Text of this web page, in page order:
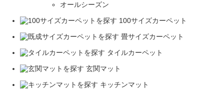
オールシーズン
100サイズカーペット
畳サイズカーペット
タイルカーペット
玄関マット
キッチンマット